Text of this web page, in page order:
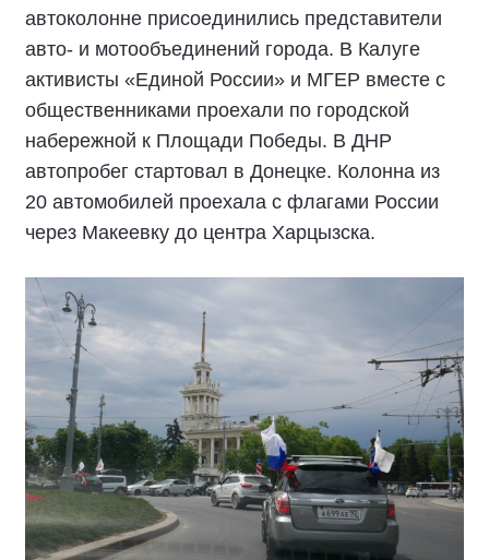
автоколонне присоединились представители
авто- и мотообъединений города. В Калуге
активисты «Единой России» и МГЕР вместе с
общественниками проехали по городской
набережной к Площади Победы. В ДНР
автопробег стартовал в Донецке. Колонна из
20 автомобилей проехала с флагами России
через Макеевку до центра Харцызска.